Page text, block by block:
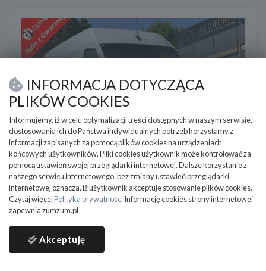
Mercedes Sprinter
202163 700 kmElektryczny
Volkswagen Taigo Salon Polska Poleasingowy I właściciel
Będzin
INFORMACJA DOTYCZĄCA
PLIKÓW COOKIES
Informujemy, iż w celu optymalizacji treści dostępnych w naszym serwisie,
dostosowania ich do Państwa indywidualnych potrzeb korzystamy z
informacji zapisanych za pomocą plików cookies na urządzeniach
końcowych użytkowników. Pliki cookies użytkownik może kontrolować za
pomocą ustawień swojej przeglądarki internetowej. Dalsze korzystanie z
naszego serwisu internetowego, bez zmiany ustawień przeglądarki
internetowej oznacza, iż użytkownik akceptuje stosowanie plików cookies.
Czytaj więcejPolityka prywatnościInformację cookies strony internetowej
zapewnia zumzum.pl
Akceptuję